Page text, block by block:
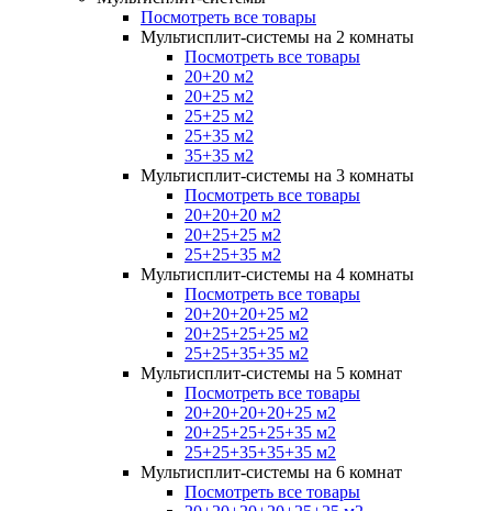
Посмотреть все товары
Мультисплит-системы на 2 комнаты
Посмотреть все товары
20+20 м2
20+25 м2
25+25 м2
25+35 м2
35+35 м2
Мультисплит-системы на 3 комнаты
Посмотреть все товары
20+20+20 м2
20+25+25 м2
25+25+35 м2
Мультисплит-системы на 4 комнаты
Посмотреть все товары
20+20+20+25 м2
20+25+25+25 м2
25+25+35+35 м2
Мультисплит-системы на 5 комнат
Посмотреть все товары
20+20+20+20+25 м2
20+25+25+25+35 м2
25+25+35+35+35 м2
Мультисплит-системы на 6 комнат
Посмотреть все товары